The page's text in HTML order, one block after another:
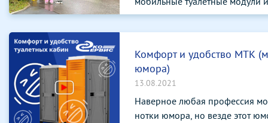
Комфорт и удобство МТК
юмора)
13.08.2021
Наверное любая профессия
нотки юмора, но везде этот